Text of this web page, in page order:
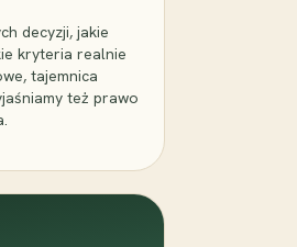
decyzji, jakie
kryteria realnie
tajemnica
też prawo